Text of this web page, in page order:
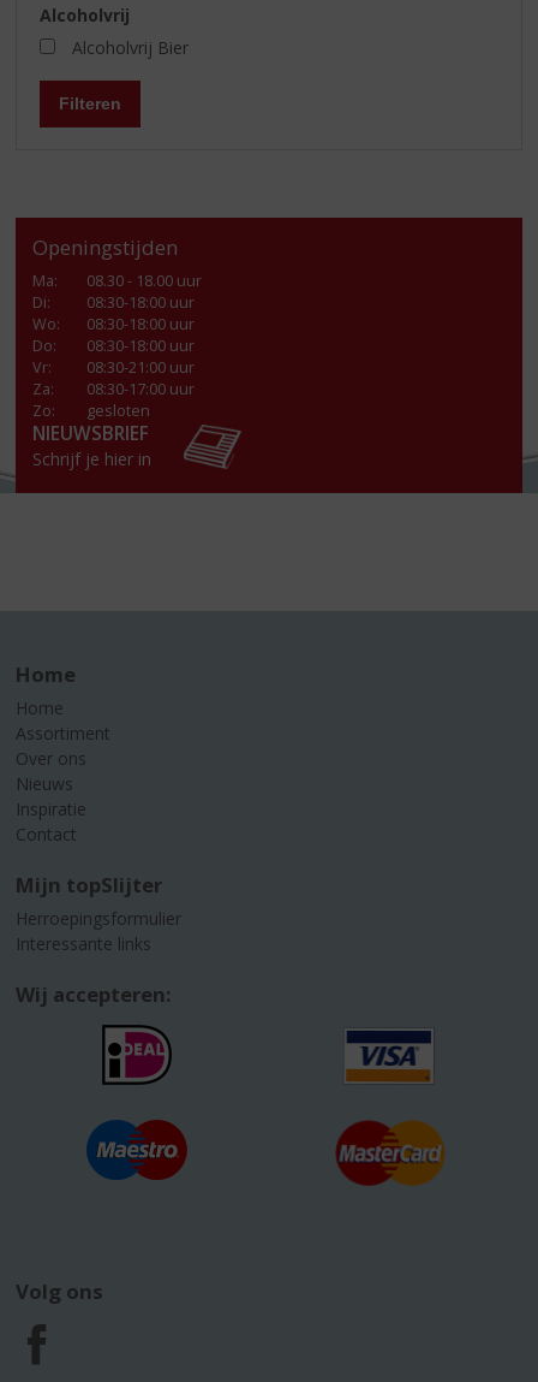
Alcoholvrij
Alcoholvrij Bier
Filteren
Openingstijden
Ma:
08.30 - 18.00 uur
Di:
08:30-18:00 uur
Wo:
08:30-18:00 uur
Do:
08:30-18:00 uur
Vr:
08:30-21:00 uur
Za:
08:30-17:00 uur
Zo:
gesloten
NIEUWSBRIEF
Schrijf je hier in
Home
Home
Assortiment
Over ons
Nieuws
Inspiratie
Contact
Mijn topSlijter
Herroepingsformulier
Interessante links
Wij accepteren:
Volg ons
F